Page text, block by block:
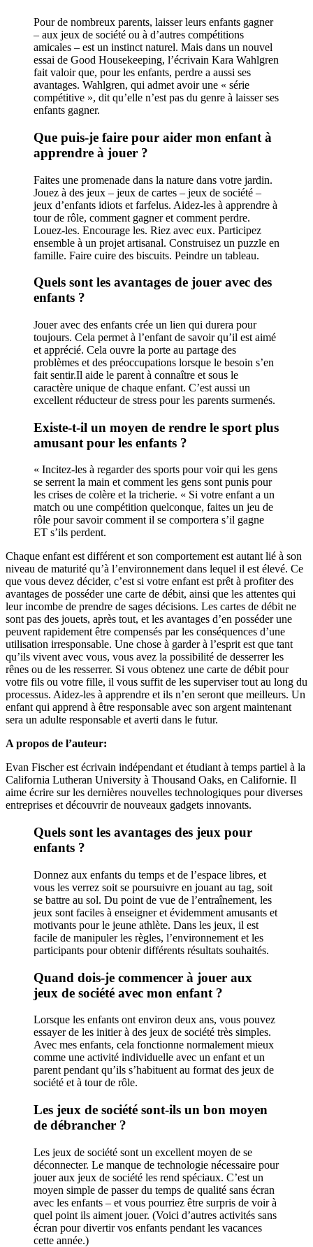
Pour de nombreux parents, laisser leurs enfants gagner
– aux jeux de société ou à d’autres compétitions
amicales – est un instinct naturel. Mais dans un nouvel
essai de Good Housekeeping, l’écrivain Kara Wahlgren
fait valoir que, pour les enfants, perdre a aussi ses
avantages. Wahlgren, qui admet avoir une « série
compétitive », dit qu’elle n’est pas du genre à laisser ses
enfants gagner.
Que puis-je faire pour aider mon enfant à
apprendre à jouer ?
Faites une promenade dans la nature dans votre jardin.
Jouez à des jeux – jeux de cartes – jeux de société –
jeux d’enfants idiots et farfelus. Aidez-les à apprendre à
tour de rôle, comment gagner et comment perdre.
Louez-les. Encourage les. Riez avec eux. Participez
ensemble à un projet artisanal. Construisez un puzzle en
famille. Faire cuire des biscuits. Peindre un tableau.
Quels sont les avantages de jouer avec des
enfants ?
Jouer avec des enfants crée un lien qui durera pour
toujours. Cela permet à l’enfant de savoir qu’il est aimé
et apprécié. Cela ouvre la porte au partage des
problèmes et des préoccupations lorsque le besoin s’en
fait sentir.Il aide le parent à connaître et sous le
caractère unique de chaque enfant. C’est aussi un
excellent réducteur de stress pour les parents surmenés.
Existe-t-il un moyen de rendre le sport plus
amusant pour les enfants ?
« Incitez-les à regarder des sports pour voir qui les gens
se serrent la main et comment les gens sont punis pour
les crises de colère et la tricherie. « Si votre enfant a un
match ou une compétition quelconque, faites un jeu de
rôle pour savoir comment il se comportera s’il gagne
ET s’ils perdent.
Chaque enfant est différent et son comportement est autant lié à son
niveau de maturité qu’à l’environnement dans lequel il est élevé. Ce
que vous devez décider, c’est si votre enfant est prêt à profiter des
avantages de posséder une carte de débit, ainsi que les attentes qui
leur incombe de prendre de sages décisions. Les cartes de débit ne
sont pas des jouets, après tout, et les avantages d’en posséder une
peuvent rapidement être compensés par les conséquences d’une
utilisation irresponsable. Une chose à garder à l’esprit est que tant
qu’ils vivent avec vous, vous avez la possibilité de desserrer les
rênes ou de les resserrer. Si vous obtenez une carte de débit pour
votre fils ou votre fille, il vous suffit de les superviser tout au long du
processus. Aidez-les à apprendre et ils n’en seront que meilleurs. Un
enfant qui apprend à être responsable avec son argent maintenant
sera un adulte responsable et averti dans le futur.
A propos de l’auteur:
Evan Fischer est écrivain indépendant et étudiant à temps partiel à la
California Lutheran University à Thousand Oaks, en Californie. Il
aime écrire sur les dernières nouvelles technologiques pour diverses
entreprises et découvrir de nouveaux gadgets innovants.
Quels sont les avantages des jeux pour
enfants ?
Donnez aux enfants du temps et de l’espace libres, et
vous les verrez soit se poursuivre en jouant au tag, soit
se battre au sol. Du point de vue de l’entraînement, les
jeux sont faciles à enseigner et évidemment amusants et
motivants pour le jeune athlète. Dans les jeux, il est
facile de manipuler les règles, l’environnement et les
participants pour obtenir différents résultats souhaités.
Quand dois-je commencer à jouer aux
jeux de société avec mon enfant ?
Lorsque les enfants ont environ deux ans, vous pouvez
essayer de les initier à des jeux de société très simples.
Avec mes enfants, cela fonctionne normalement mieux
comme une activité individuelle avec un enfant et un
parent pendant qu’ils s’habituent au format des jeux de
société et à tour de rôle.
Les jeux de société sont-ils un bon moyen
de débrancher ?
Les jeux de société sont un excellent moyen de se
déconnecter. Le manque de technologie nécessaire pour
jouer aux jeux de société les rend spéciaux. C’est un
moyen simple de passer du temps de qualité sans écran
avec les enfants – et vous pourriez être surpris de voir à
quel point ils aiment jouer. (Voici d’autres activités sans
écran pour divertir vos enfants pendant les vacances
cette année.)